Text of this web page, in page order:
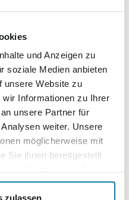
und Anzeigen zu
soziale Medien anbieten
unsere Website zu
Informationen zu Ihrer
unsere Partner für
weiter. Unsere
möglicherweise mit
Sie ihnen bereitgestellt
zulassen